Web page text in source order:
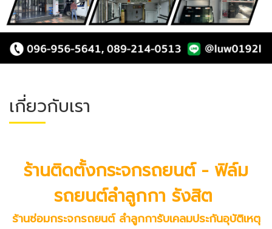
เกี่ยวกับเรา
ร้านติดตั้งกระจกรถยนต์ - ฟิล์ม
รถยนต์ลำลูกกา รังสิต
ร้านซ่อมกระจกรถยนต์ ลำลูกการับเคลมประกันอุบัติเหตุ